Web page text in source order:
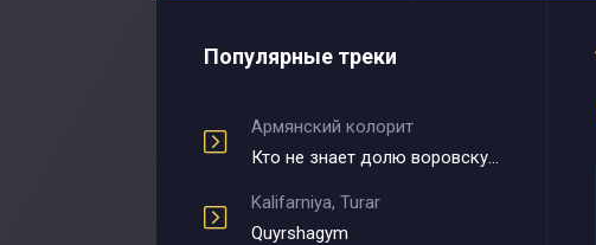
Популярные треки
Армянский колорит
Кто не знает долю воровскую
Kalifarniya, Turar
Quyrshagym